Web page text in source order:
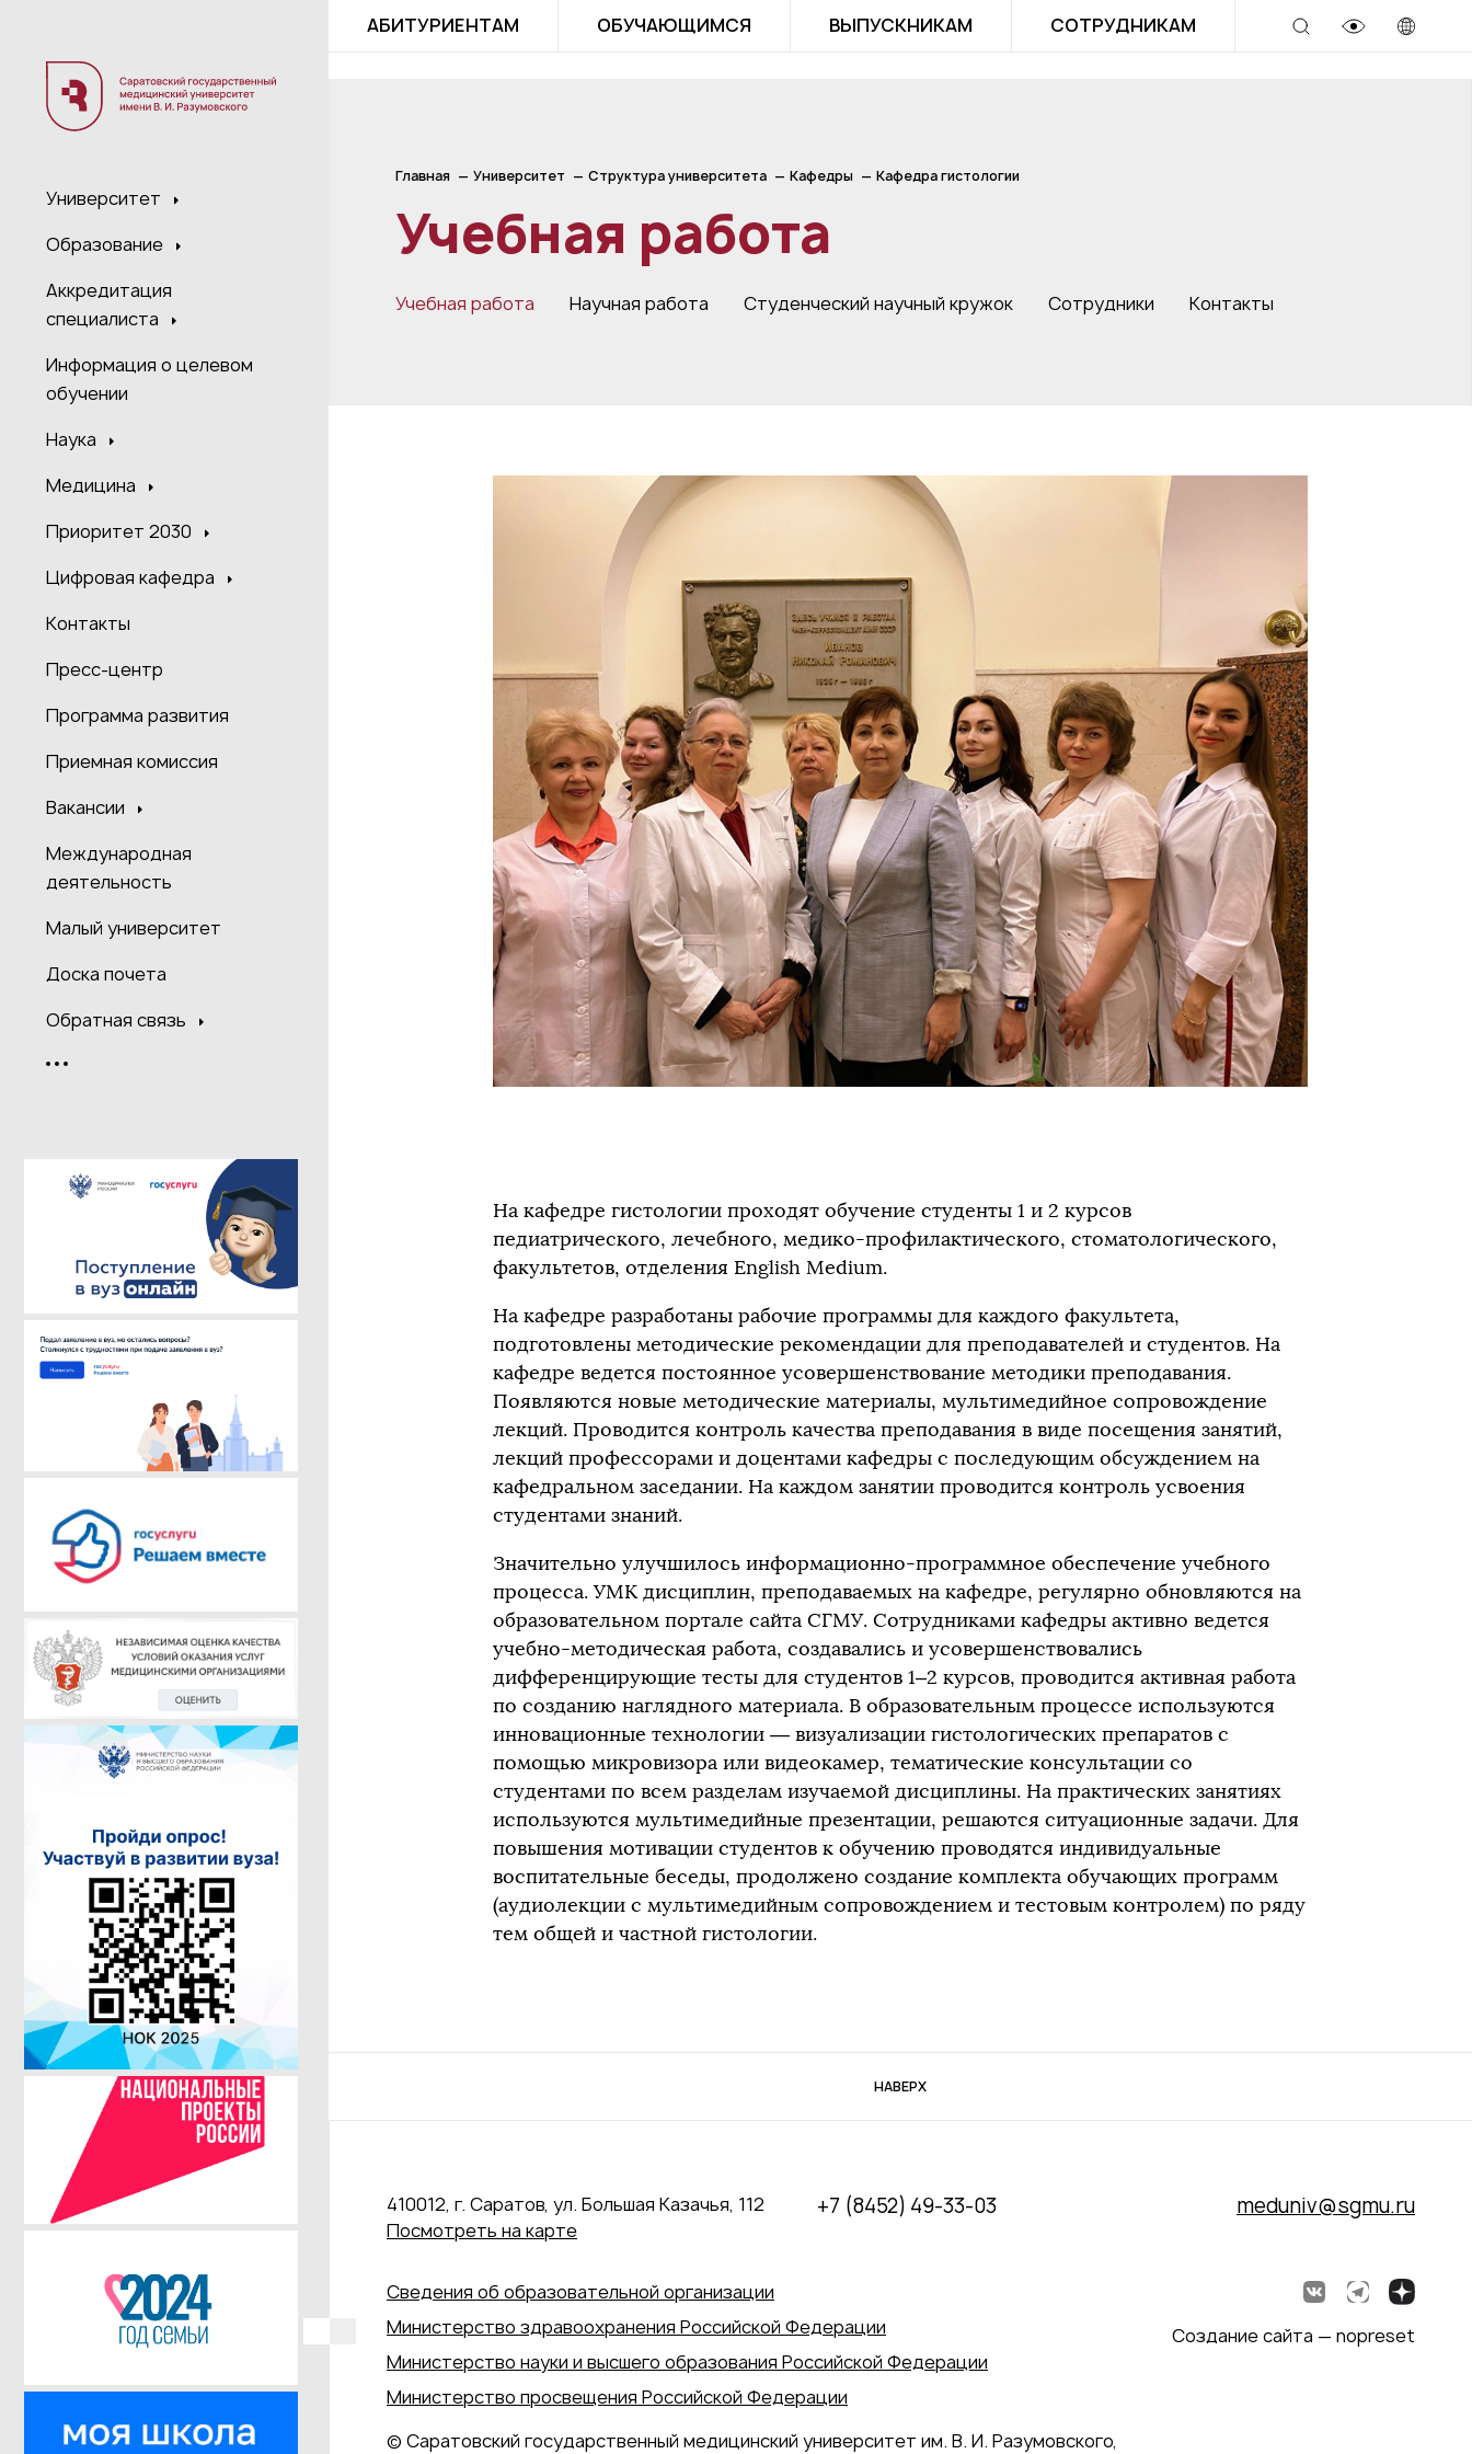
Университет
Образование
Аккредитация
специалиста
Информация о целевом
обучении
Наука
Медицина
Приоритет 2030
Цифровая кафедра
Контакты
Пресс-центр
Программа развития
Приемная комиссия
Вакансии
Международная
деятельность
Малый университет
Доска почета
Обратная связь
АБИТУРИЕНТАМ ОБУЧАЮЩИМСЯ ВЫПУСКНИКАМ СОТРУДНИКАМ
Главная Университет Структура университета Кафедры Кафедра гистологии
Учебная работа
Учебная работа Научная работа Студенческий научный кружок Сотрудники Контакты
На кафедре гистологии проходят обучение студенты 1 и 2 курсов
педиатрического, лечебного, медико-профилактического, стоматологического,
факультетов, отделения English Medium.
На кафедре разработаны рабочие программы для каждого факультета,
подготовлены методические рекомендации для преподавателей и студентов. На
кафедре ведется постоянное усовершенствование методики преподавания.
Появляются новые методические материалы, мультимедийное сопровождение
лекций. Проводится контроль качества преподавания в виде посещения занятий,
лекций профессорами и доцентами кафедры с последующим обсуждением на
кафедральном заседании. На каждом занятии проводится контроль усвоения
студентами знаний.
Значительно улучшилось информационно-программное обеспечение учебного
процесса. УМК дисциплин, преподаваемых на кафедре, регулярно обновляются на
образовательном портале сайта СГМУ. Сотрудниками кафедры активно ведется
учебно-методическая работа, создавались и усовершенствовались
дифференцирующие тесты для студентов 1–2 курсов, проводится активная работа
по созданию наглядного материала. В образовательным процессе используются
инновационные технологии — визуализации гистологических препаратов с
помощью микровизора или видеокамер, тематические консультации со
студентами по всем разделам изучаемой дисциплины. На практических занятиях
используются мультимедийные презентации, решаются ситуационные задачи. Для
повышения мотивации студентов к обучению проводятся индивидуальные
воспитательные беседы, продолжено создание комплекта обучающих программ
(аудиолекции с мультимедийным сопровождением и тестовым контролем) по ряду
тем общей и частной гистологии.
НАВЕРХ
410012, г. Саратов, ул. Большая Казачья, 112
Посмотреть на карте
+7 (8452) 49-33-03 meduniv@sgmu.ru
Сведения об образовательной организации
Министерство здравоохранения Российской Федерации
Министерство науки и высшего образования Российской Федерации
Министерство просвещения Российской Федерации
© Саратовский государственный медицинский университет им. В. И. Разумовского,
Создание сайта — nopreset